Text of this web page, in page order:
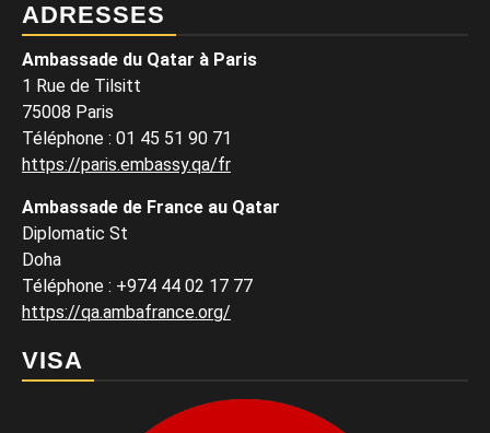
ADRESSES
Ambassade du Qatar à Paris
1 Rue de Tilsitt
75008 Paris
Téléphone : 01 45 51 90 71
https://paris.embassy.qa/fr
Ambassade de France au Qatar
Diplomatic St
Doha
Téléphone : +974 44 02 17 77
https://qa.ambafrance.org/
VISA